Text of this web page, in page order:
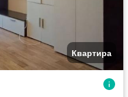
Квартира